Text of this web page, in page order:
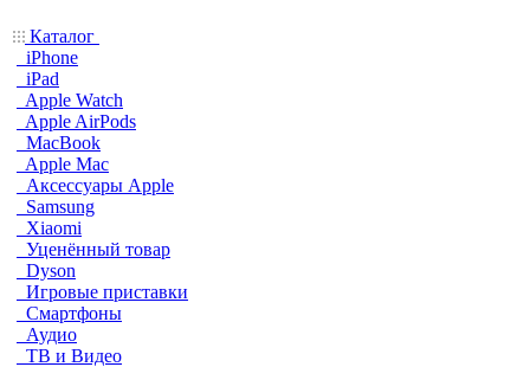
Каталог
iPhone
iPad
Apple Watch
Apple AirPods
MacBook
Apple Mac
Аксессуары Apple
Samsung
Xiaomi
Уценённый товар
Dyson
Игровые приставки
Смартфоны
Аудио
ТВ и Видео